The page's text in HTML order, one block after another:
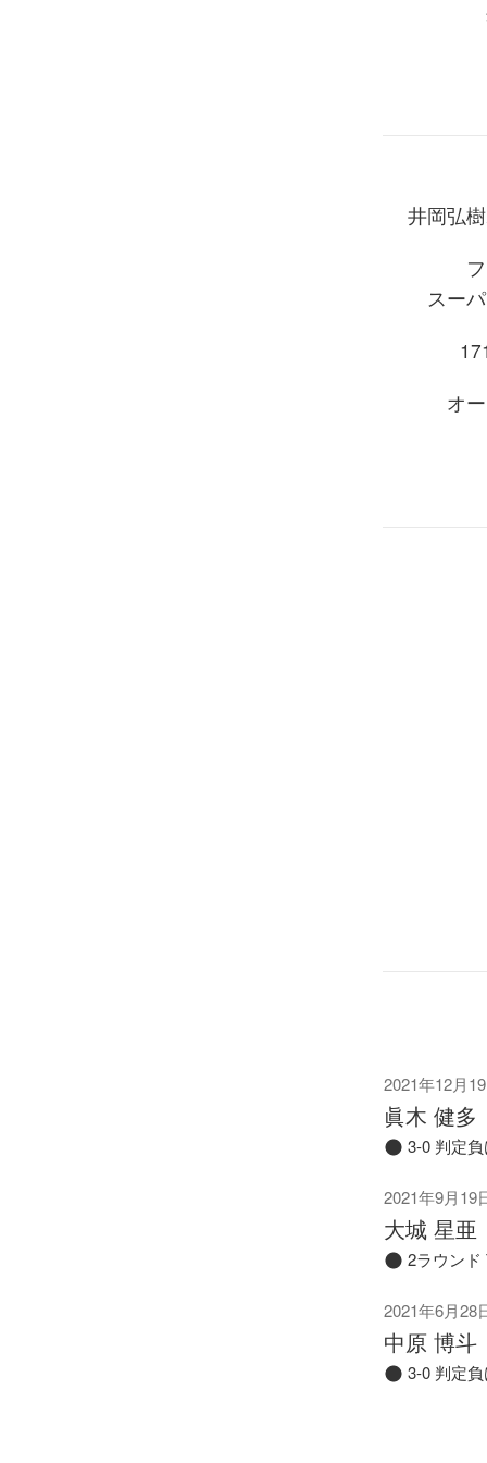
井岡弘
スー
オ
2021年12月
眞木 健多
3-0 判定
2021年9月19
大城 星亜
2ラウンド
2021年6月28
中原 博斗
3-0 判定